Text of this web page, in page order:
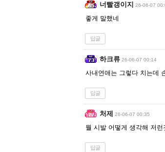
너빨갱이지 26-06-07
좋게 말했네
답글
하크류 26-06-07 00:14
사내연애는 그렇다 치는데
답글
처제 26-06-07 00:35
뭘 시발 어떻게 생각해 저
답글